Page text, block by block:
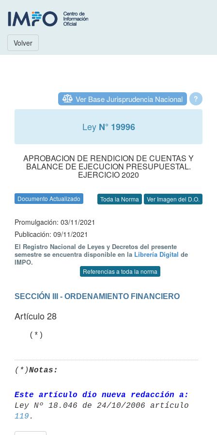
Volver
?
Ver Base Jurisprudencia Nacional
Ley N° 19996
APROBACION DE RENDICION DE CUENTAS Y
BALANCE DE EJECUCION PRESUPUESTAL.
EJERCICIO 2020
Documento Actualizado Toda la Norma Ver Imagen del D.O.
Promulgación: 03/11/2021
Publicación: 09/11/2021
El Registro Nacional de Leyes y Decretos del presente
semestre se encuentra disponible en la Librería Digital de
IMPO.
Referencias a toda la norma
SECCIÓN III - ORDENAMIENTO FINANCIERO
Artículo 28
(*)Notas:
Este artículo dio nueva redacción a:
119